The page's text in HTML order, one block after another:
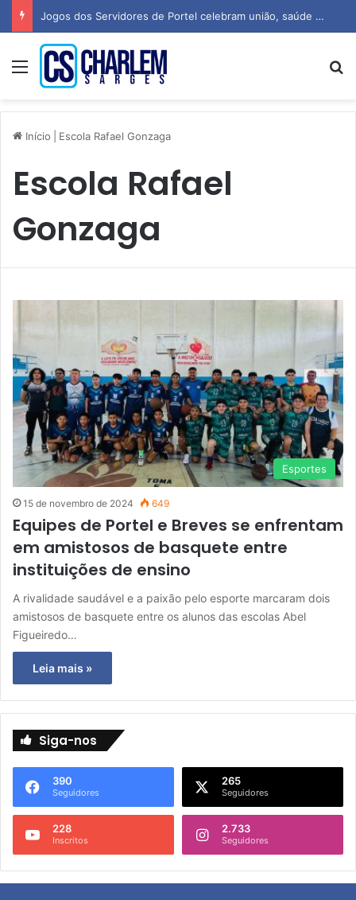
Jogos dos Servidores de Portel celebram união, saúde e espírito esportivo
Menu
Início Escola Rafael Gonzaga
Escola Rafael
Gonzaga
Esportes
15 de novembro de 2024 649
Equipes de Portel e Breves se enfrentam
em amistosos de basquete entre
instituições de ensino
A rivalidade saudável e a paixão pelo esporte marcaram dois
amistosos de basquete entre os alunos das escolas Abel
Figueiredo…
Leia mais »
Siga-nos
390
Seguidores
265
Seguidores
228
Inscritos
2.733
Seguidores